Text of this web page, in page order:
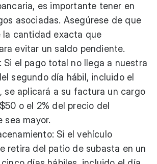
es importante tener en
asociadas. Asegúrese de que
la cantidad exacta que
evitar un saldo pendiente.
Si el pago total no llega a nuestra
segundo día hábil, incluido el
se aplicará a su factura un cargo
o el 2% del precio del
sea mayor.
Si el vehículo
retira del patio de subasta en un